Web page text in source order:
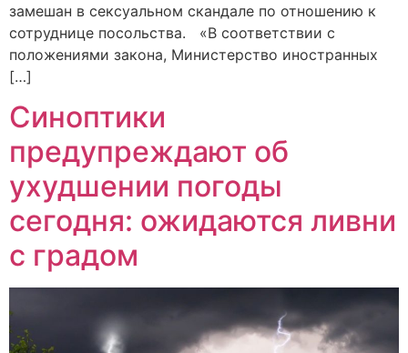
замешан в сексуальном скандале по отношению к
сотруднице посольства. «В соответствии с
положениями закона, Министерство иностранных
[…]
Синоптики
предупреждают об
ухудшении погоды
сегодня: ожидаются ливни
с градом